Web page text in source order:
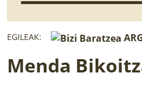
EGILEAK:
Menda